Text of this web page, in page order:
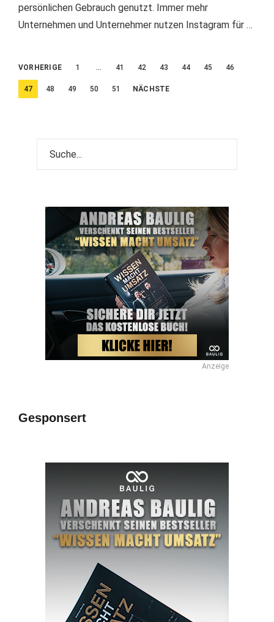
persönlichen Gebrauch genutzt. Immer mehr
Unternehmen und Unternehmer nutzen Instagram für …
Beitragsnavigation
VORHERIGE 1 … 41 42 43 44 45 46
47 48 49 50 51 NÄCHSTE
Anzeige
Gesponsert